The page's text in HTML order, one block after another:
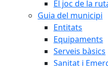
El joc de la
Guia del municipi
Entitats
Equipaments
Serveis bàsics
Sanitat i